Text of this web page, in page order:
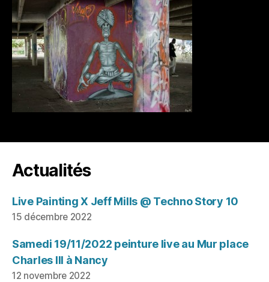
Actualités
Live Painting X Jeff Mills @ Techno Story 10
15 décembre 2022
Samedi 19/11/2022 peinture live au Mur place
Charles III à Nancy
12 novembre 2022